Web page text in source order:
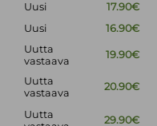
Uusi
17.90€
Uusi 16.90€
Uutta
vastaava
19.90€
Uutta
vastaava
20.90€
Uutta
29.90€